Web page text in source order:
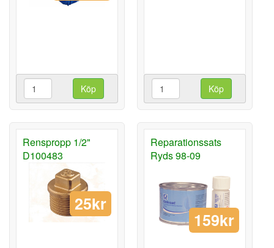
Köp Köp
Renspropp 1/2"
D100483
25kr
Reparationssats
Ryds 98-09
159kr